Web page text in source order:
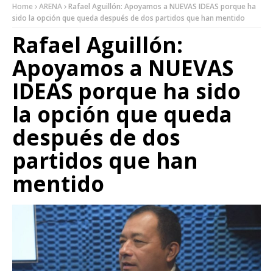
Home ARENA Rafael Aguillón: Apoyamos a NUEVAS IDEAS porque ha
sido la opción que queda después de dos partidos que han mentido
Rafael Aguillón:
Apoyamos a NUEVAS
IDEAS porque ha sido
la opción que queda
después de dos
partidos que han
mentido